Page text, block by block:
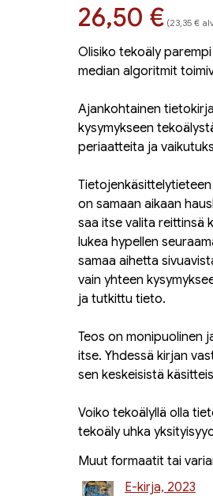
Hinta nyt
26,50 € (23,35 €
Olisiko tekoäly
median algoritmit
Ajankohtainen
kysymykseen
periaatteita ja
on samaan aikaan
saa itse valita reittinsä
lukea hypellen
samaa aihetta
vain yhteen
ja tutkittu tieto.
Teos on monipuolinen
itse. Yhdessä kirjan
sen keskeisistä
Voiko tekoälyllä olla
tekoäly uhka
Muut formaatit tai
E-kirja, 2023